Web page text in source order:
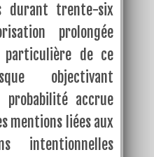
durant trente-six
prolongée
de ce
objectivant
accrue
mentions liées aux
intentionnelles